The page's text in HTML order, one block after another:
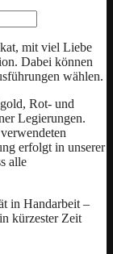
mit viel Liebe
Dabei können
wählen.
Rot- und
Legierungen.
erfolgt in unserer
alle
in Handarbeit –
kürzester Zeit